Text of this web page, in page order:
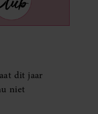
dit jaar
niet